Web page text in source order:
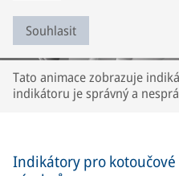
Souhlasit
Tato animace zobrazuje
indikátoru je správný a
nápravy.
Indikátory pro